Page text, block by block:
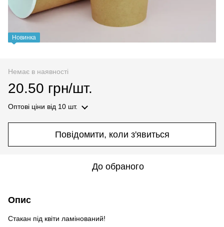
Новинка
Немає в наявності
20.50 грн/шт.
Оптові ціни від 10 шт.
Повідомити, коли з'явиться
До обраного
Опис
Стакан під квіти ламінований!